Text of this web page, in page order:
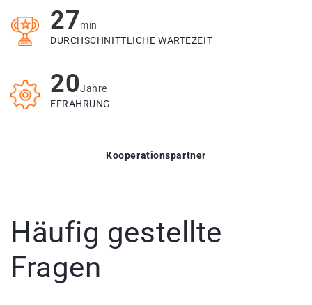
27min
DURCHSCHNITTLICHE WARTEZEIT
20Jahre
EFRAHRUNG
Kooperationspartner
Häufig gestellte
Fragen